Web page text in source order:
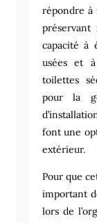
répondre à
capacité à
usées et
toilettes
pour la
font une
extérieur.
Pour que
important
lors de